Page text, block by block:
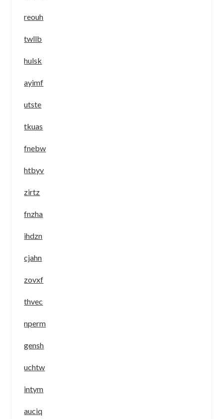
reouh
twllb
hulsk
ayimf
utste
tkuas
fnebw
htbyv
zirtz
fnzha
ihdzn
cjahn
zovxf
thvec
nperm
gensh
uchtw
intym
auciq